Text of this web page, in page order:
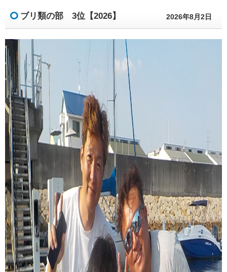
ブリ類の部 3位【2026】 2026年8月2日